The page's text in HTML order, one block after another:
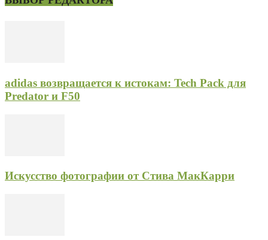
adidas возвращается к истокам: Tech Pack для
Predator и F50
Искусство фотографии от Стива МакКарри